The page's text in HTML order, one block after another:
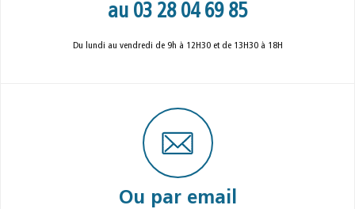
au 03 28 04 69 85
Du lundi au vendredi de 9h à 12H30 et de 13H30 à 18H
Ou par email